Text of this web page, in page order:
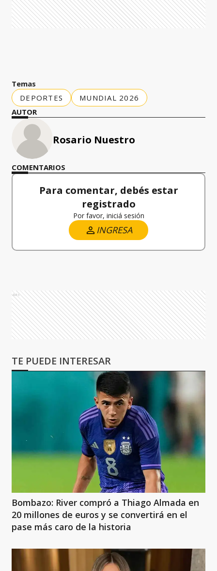
Temas
DEPORTES
MUNDIAL 2026
AUTOR
Rosario Nuestro
COMENTARIOS
Para comentar, debés estar
registrado
Por favor, iniciá sesión
INGRESA
Ads
TE PUEDE INTERESAR
Bombazo: River compró a Thiago Almada en
20 millones de euros y se convertirá en el
pase más caro de la historia